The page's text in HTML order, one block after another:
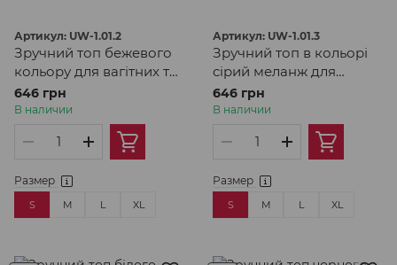
Артикул: UW-1.01.2
Зручний топ бежевого
кольору для вагітних та
годуючих
646 грн
В наличии
Размер
S M L XL
Артикул: UW-1.01.3
Зручний топ в кольорі
сірий меланж для
вагітних та годуючих
646 грн
В наличии
Размер
S M L XL